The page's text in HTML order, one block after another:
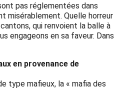
pas réglementées dans
misérablement. Quelle horreur
qui renvoient la balle à
engageons en sa faveur. Dans
en provenance de
type mafieux, la « mafia des